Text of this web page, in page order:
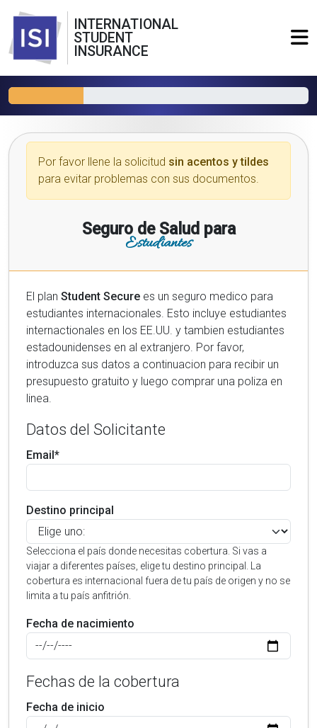
INTERNATIONAL
STUDENT
INSURANCE
Por favor llene la solicitud sin acentos y tildes
para evitar problemas con sus documentos.
Seguro de Salud para
Estudiantes
El plan Student Secure es un seguro medico para
estudiantes internacionales. Esto incluye estudiantes
internactionales en los EE.UU. y tambien estudiantes
estadounidenses en al extranjero. Por favor,
introduzca sus datos a continuacion para recibir un
presupuesto gratuito y luego comprar una poliza en
linea.
Datos del Solicitante
Email*
Destino principal
Selecciona el país donde necesitas cobertura. Si vas a
viajar a diferentes países, elige tu destino principal. La
cobertura es internacional fuera de tu país de origen y no se
limita a tu país anfitrión.
Fecha de nacimiento
Fechas de la cobertura
Fecha de inicio